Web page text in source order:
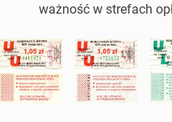
ważność w strefach